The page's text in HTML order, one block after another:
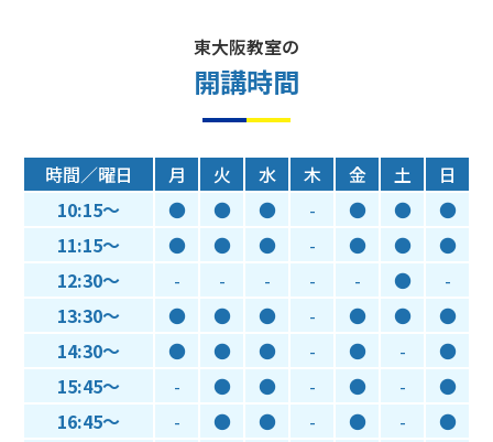
東大阪教室の
開講時間
時間／曜日 月 火 水 木 金 土
日
10:15～
● ● ● - ● ●
●
11:15～
● ● ● - ● ●
●
12:30～
- - - - - ●
-
13:30～
● ● ● - ● ●
●
14:30～
● ● ● - ● -
●
15:45～
- ● ● - ● -
●
16:45～
- ● ● - ● -
●